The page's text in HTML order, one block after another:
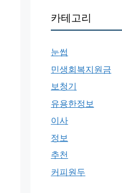
카테고리
눈썹
민생회복지원금
보청기
유용한정보
이사
정보
추천
커피원두